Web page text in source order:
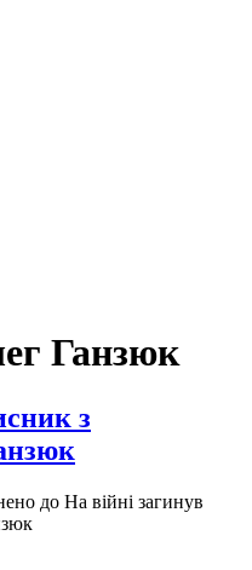
Ганзюк
з
до На війні загинув